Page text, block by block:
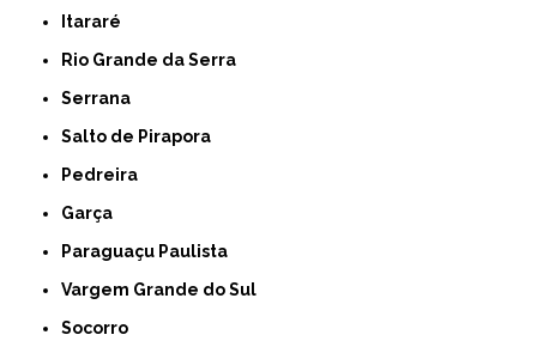
Itararé
Rio Grande da Serra
Serrana
Salto de Pirapora
Pedreira
Garça
Paraguaçu Paulista
Vargem Grande do Sul
Socorro